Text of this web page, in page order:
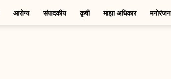
आरोग्य संपादकीय कृषी माझा अधिकार मनोरंजन